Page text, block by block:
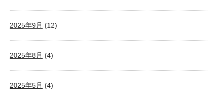
2025年9月 (12)
2025年8月 (4)
2025年5月 (4)